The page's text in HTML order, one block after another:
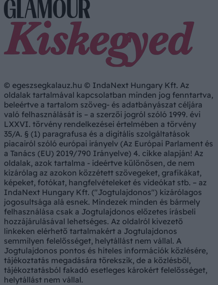
© egeszsegkalauz.hu © IndaNext Hungary Kft. Az
oldalak tartalmával kapcsolatban minden jog fenntartva,
beleértve a tartalom szöveg- és adatbányászat céljára
való felhasználását is – a szerzői jogról szóló 1999. évi
LXXVI. törvény rendelkezései értelmében a törvény
35/A. § (1) paragrafusa és a digitális szolgáltatások
piacairól szóló európai irányelv (Az Európai Parlament és
a Tanács (EU) 2019/790 Irányelve) 4. cikke alapján! Az
oldalak, azok tartalma - ideértve különösen, de nem
kizárólag az azokon közzétett szövegeket, grafikákat,
képeket, fotókat, hangfelvételeket és videókat stb. – az
IndaNext Hungary Kft. ("Jogtulajdonos") kizárólagos
jogosultsága alá esnek. Mindezek minden és bármely
felhasználása csak a Jogtulajdonos előzetes írásbeli
hozzájárulásával lehetséges. Az oldalról kivezető
linkeken elérhető tartalmakért a Jogtulajdonos
semmilyen felelősséget, helytállást nem vállal. A
Jogtulajdonos pontos és hiteles információk közlésére,
tájékoztatás megadására törekszik, de a közlésből,
tájékoztatásból fakadó esetleges károkért felelősséget,
helytállást nem vállal.